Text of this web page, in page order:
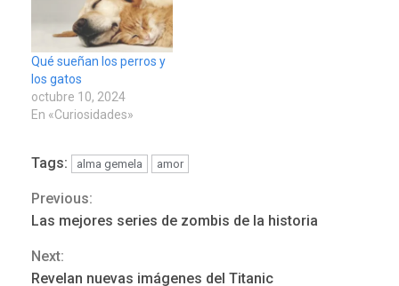
Qué sueñan los perros y
los gatos
octubre 10, 2024
En «Curiosidades»
Tags: alma gemela amor
Continue
Reading
Previous:
Las mejores series de zombis de la historia
Next:
Revelan nuevas imágenes del Titanic
Hutíes de Yemen dicen que